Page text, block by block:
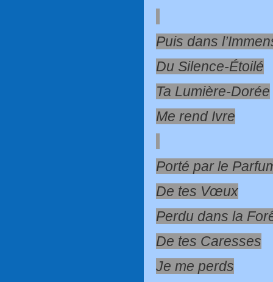
Puis dans
Du Silence-Étoilé
Ta Lumière-Dorée
Me rend Ivre
Porté par le
De tes Vœux
Perdu dans la
De tes Caresses
Je me perds